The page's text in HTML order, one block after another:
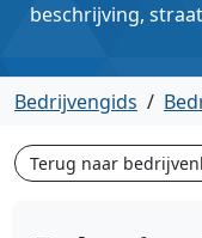
beschrijving,
Bedrijvengids /
Terug naar